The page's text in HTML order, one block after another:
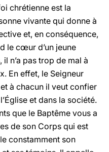
chrétienne est la
vivante qui donne à
et, en conséquence,
le cœur d’un jeune
il n’a pas trop de mal à
En effet, le Seigneur
à chacun il veut confier
et dans la société.
que le Baptême vous a
de son Corps qui est
constamment son